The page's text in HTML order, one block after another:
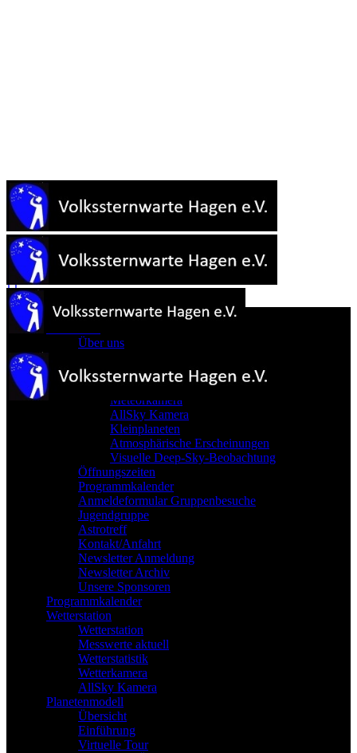
Start
Über uns
Teleskope
Astrofotografie
Meteorkamera
AllSky Kamera
Kleinplaneten
Atmosphärische Erscheinungen
Visuelle Deep-Sky-Beobachtung
Öffnungszeiten
Programmkalender
Anmeldeformular Gruppenbesuche
Jugendgruppe
Astrotreff
Kontakt/Anfahrt
Newsletter Anmeldung
Newsletter Archiv
Unsere Sponsoren
Programmkalender
Wetterstation
Wetterstation
Messwerte aktuell
Wetterstatistik
Wetterkamera
AllSky Kamera
Planetenmodell
Übersicht
Einführung
Virtuelle Tour